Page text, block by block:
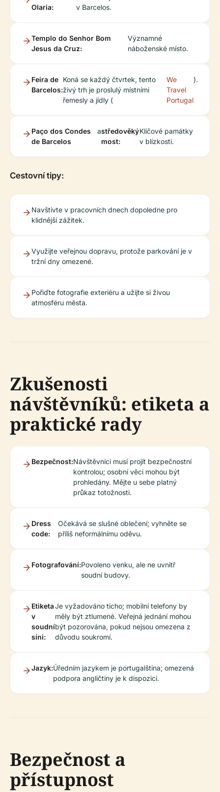
Olaria:
v Barcelos.
Templo do Senhor Bom
Jesus da Cruz:
Významné
náboženské místo.
Feira de
Barcelos:
Koná se každý čtvrtek, tento
živý trh je proslulý místními
řemesly a jídly (
We
Travel
Portugal
).
Paço dos Condes
de Barcelos
astředověký
most:
Klíčové památky
v blízkosti.
Cestovní tipy:
Navštivte v pracovních dnech dopoledne pro
klidnější zážitek.
Využijte veřejnou dopravu, protože parkování je v
tržní dny omezené.
Pořiďte fotografie exteriéru a užijte si živou
atmosféru města.
Zkušenosti
návštěvníků: etiketa a
praktické rady
Bezpečnost:Návštěvníci musí projít bezpečnostní
kontrolou; osobní věci mohou být
prohledány. Mějte u sebe platný
průkaz totožnosti.
Dress
code:
Očekává se slušné oblečení; vyhněte se
příliš neformálnímu oděvu.
Fotografování:Povoleno venku, ale ne uvnitř
soudní budovy.
Etiketa
v
soudní
síni:
Je vyžadováno ticho; mobilní telefony by
měly být ztlumené. Veřejná jednání mohou
být pozorována, pokud nejsou omezena z
důvodu soukromí.
Jazyk:Úředním jazykem je portugalština; omezená
podpora angličtiny je k dispozici.
Bezpečnost a
přístupnost